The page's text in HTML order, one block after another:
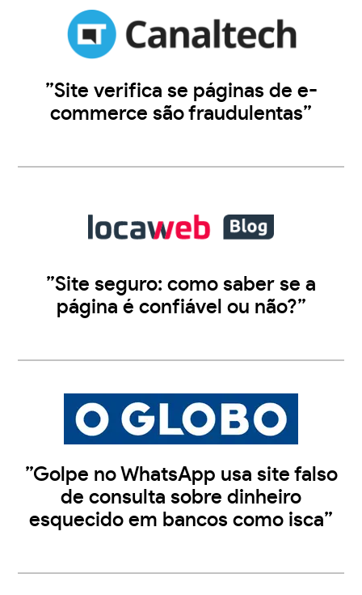
”Site verifica se páginas de e-
commerce são fraudulentas”
”Site seguro: como saber se a
página é confiável ou não?”
”Golpe no WhatsApp usa site falso
de consulta sobre dinheiro
esquecido em bancos como isca”